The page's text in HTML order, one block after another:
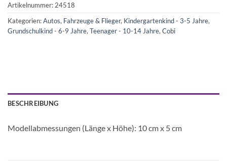
Artikelnummer: 24518
Kategorien:Autos, Fahrzeuge & Flieger, Kindergartenkind - 3-5 Jahre,
Grundschulkind - 6-9 Jahre, Teenager - 10-14 Jahre, Cobi
BESCHREIBUNG
Modellabmessungen (Länge x Höhe): 10 cm x 5 cm